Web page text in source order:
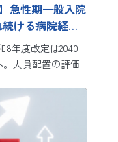
急性期一般入院
ける病院経営
8年度改定は2040
人員配置の評価